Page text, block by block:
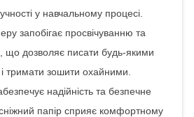
у навчальному процесі.
запобігає просвічуванню та
що дозволяє писати будь-якими
тримати зошити охайними.
надійність та безпечне
папір сприяє комфортному